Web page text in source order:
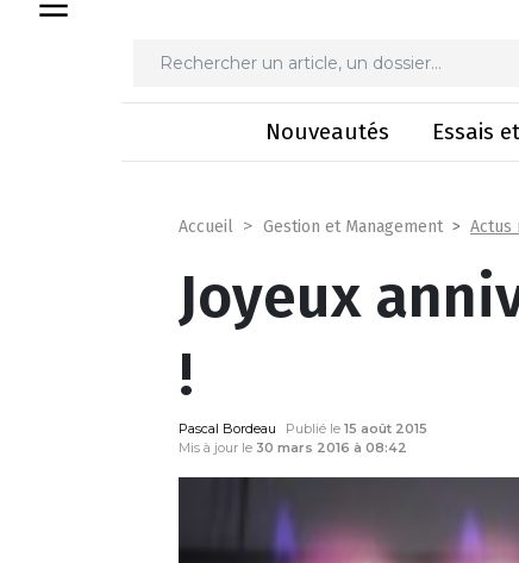
Nouveautés Essais
Accueil Gestion et Management Actus
Joyeux
!
Pascal Bordeau Publié le 15 août 2015
Mis à jour le 30 mars 2016 à 08:42